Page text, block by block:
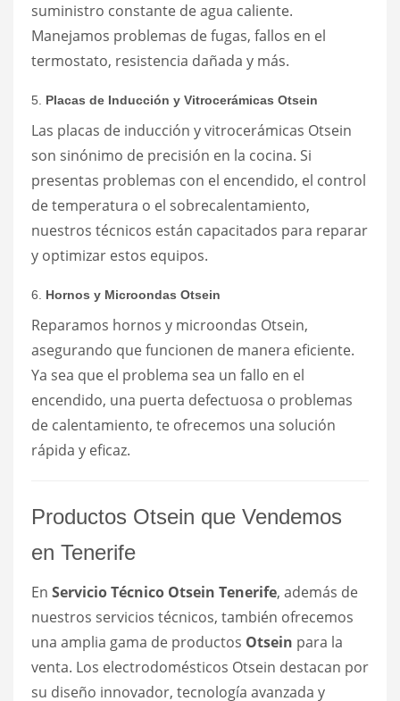
suministro constante de agua caliente.
Manejamos problemas de fugas, fallos en el
termostato, resistencia dañada y más.
5. Placas de Inducción y Vitrocerámicas Otsein
Las placas de inducción y vitrocerámicas Otsein
son sinónimo de precisión en la cocina. Si
presentas problemas con el encendido, el control
de temperatura o el sobrecalentamiento,
nuestros técnicos están capacitados para reparar
y optimizar estos equipos.
6. Hornos y Microondas Otsein
Reparamos hornos y microondas Otsein,
asegurando que funcionen de manera eficiente.
Ya sea que el problema sea un fallo en el
encendido, una puerta defectuosa o problemas
de calentamiento, te ofrecemos una solución
rápida y eficaz.
Productos Otsein que Vendemos
en Tenerife
En Servicio Técnico Otsein Tenerife, además de
nuestros servicios técnicos, también ofrecemos
una amplia gama de productos Otsein para la
venta. Los electrodomésticos Otsein destacan por
su diseño innovador, tecnología avanzada y